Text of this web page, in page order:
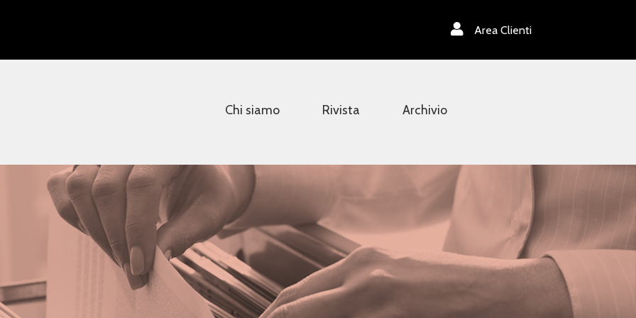
Area Clienti
Chi siamo Rivista Archivio